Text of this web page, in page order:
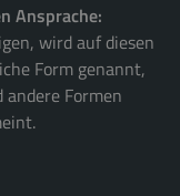
Ansprache:
wird auf diesen
Form genannt,
Formen